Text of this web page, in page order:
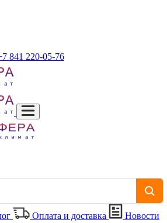
841 220-05-76
Оплата и доставка
Новости